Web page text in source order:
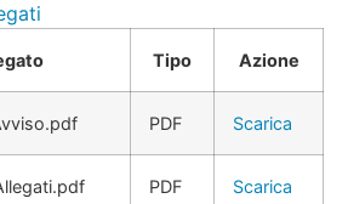
Tipo Azione
PDF Scarica
PDF Scarica